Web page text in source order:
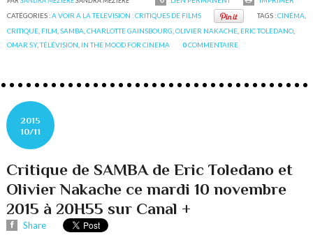
CATÉGORIES :A VOIR A LA TELEVISION : CRITIQUES DE FILMS TAGS :CINÉMA
CRITIQUE FILM ,SAMBA ,CHARLOTTE GAINSBOURG ,OLIVIER NAKACHE ERIC TOLEDANO
OMAR SY,TÉLÉVISION IN THE MOOD FOR CINEMA 0COMMENTAIRE
2015
10/11
Critique de SAMBA de Eric Toledano et
Olivier Nakache ce mardi 10 novembre
2015 à 20H55 sur Canal +
Share